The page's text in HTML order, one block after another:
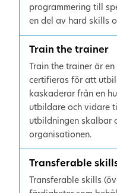
programmering till
en del av hard skills
Train the trainer
Train the trainer är
certifieras för att
kaskaderar från en
utbildare och vidare
utbildningen skalbar
organisationen.
Transferable
Transferable skills